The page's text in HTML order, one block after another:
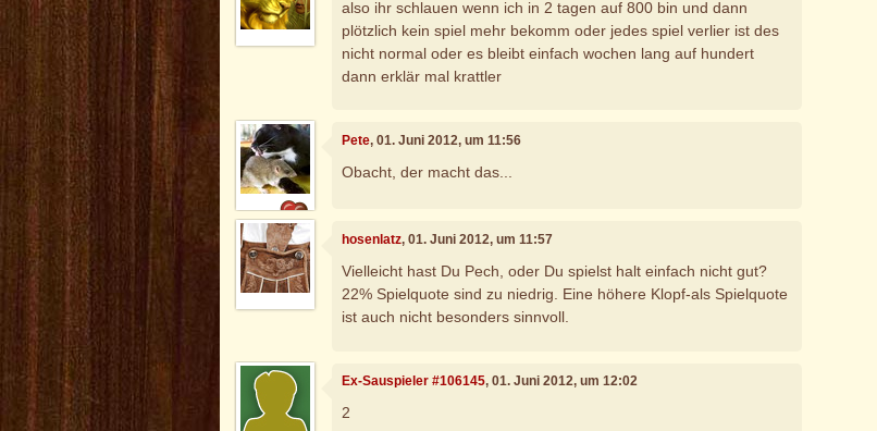
also ihr schlauen wenn ich in 2 tagen auf 800 bin und dann
plötzlich kein spiel mehr bekomm oder jedes spiel verlier ist des
nicht normal oder es bleibt einfach wochen lang auf hundert
dann erklär mal krattler
Pete, 01. Juni 2012, um 11:56
Obacht, der macht das...
hosenlatz, 01. Juni 2012, um 11:57
Vielleicht hast Du Pech, oder Du spielst halt einfach nicht gut?
22% Spielquote sind zu niedrig. Eine höhere Klopf-als Spielquote
ist auch nicht besonders sinnvoll.
Ex-Sauspieler #106145, 01. Juni 2012, um 12:02
2